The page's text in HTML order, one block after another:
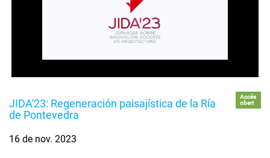
JIDA'23: Regeneración paisajística de la Ría
de Pontevedra
Accés
obert
16 de nov. 2023